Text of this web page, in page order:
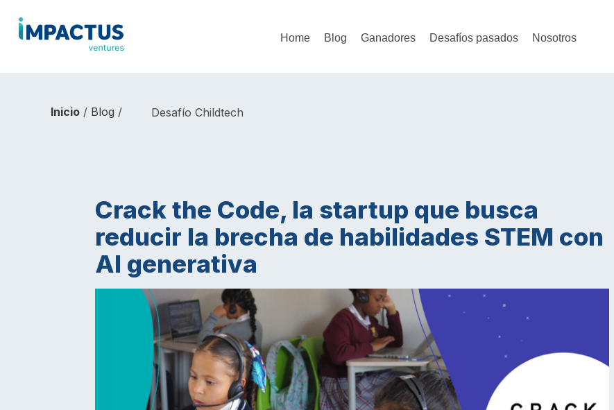
Home Blog Ganadores Desafíos pasados Nosotros
Inicio/ Blog / Desafío Childtech
Crack the Code, la startup que busca
reducir la brecha de habilidades STEM con
AI generativa